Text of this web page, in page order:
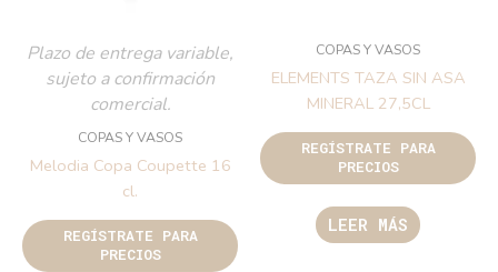
Plazo de entrega variable,
sujeto a confirmación
comercial.
COPAS Y VASOS
Melodia Copa Coupette 16
cl.
REGÍSTRATE PARA
PRECIOS
COPAS Y VASOS
ELEMENTS TAZA SIN ASA
MINERAL 27,5CL
REGÍSTRATE PARA
PRECIOS
LEER MÁS